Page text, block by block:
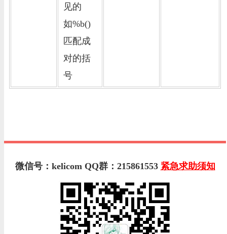
见的
如%b()
匹配成
对的括
号
微信号：kelicom QQ群：215861553 紧急求助须知